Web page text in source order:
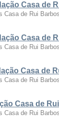
Casa de
Casa de Rui
Casa de
Casa de Rui
Casa de
Casa de Rui
Casa de
Casa de Rui